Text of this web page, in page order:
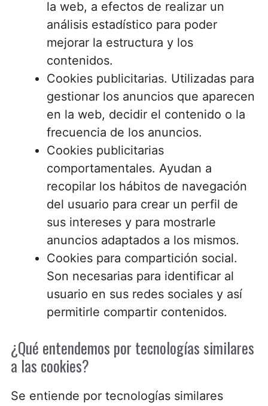
la web, a efectos de realizar un
análisis estadístico para poder
mejorar la estructura y los
contenidos.
Cookies publicitarias. Utilizadas para
gestionar los anuncios que aparecen
en la web, decidir el contenido o la
frecuencia de los anuncios.
Cookies publicitarias
comportamentales. Ayudan a
recopilar los hábitos de navegación
del usuario para crear un perfil de
sus intereses y para mostrarle
anuncios adaptados a los mismos.
Cookies para compartición social.
Son necesarias para identificar al
usuario en sus redes sociales y así
permitirle compartir contenidos.
¿Qué entendemos por tecnologías similares
a las cookies?
Se entiende por tecnologías similares